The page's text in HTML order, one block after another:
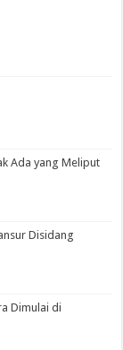
Ada yang Meliput
Disidang
Dimulai di